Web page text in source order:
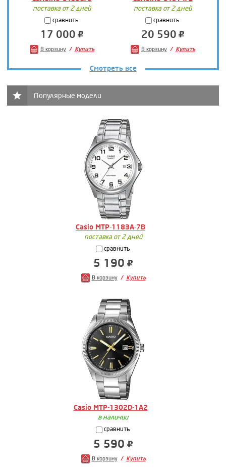
поставка от 2 дней
сравнить
17 000
В корзину Купить
поставка от 2 дней
сравнить
20 590
В корзину Купить
Смотреть все
Популярные модели
Casio MTP-1183A-7B
поставка от 2 дней
сравнить
5 190
В корзину Купить
Casio MTP-1302D-1A2
в наличии
сравнить
5 590
В корзину Купить